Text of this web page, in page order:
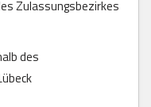
Zulassungsbezirkes
des